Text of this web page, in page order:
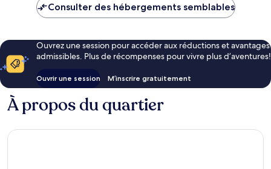
Consulter des hébergements semblables
Ouvrez une session pour accéder aux réductions et avantages
admissibles. Plus de récompenses pour vivre plus d’aventures!
Ouvrir une session M’inscrire gratuitement
À propos du quartier